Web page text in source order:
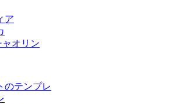
ア
ャオリン
のテンプレ